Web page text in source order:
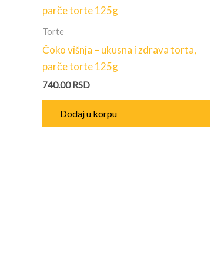
Torte
Čoko višnja – ukusna i zdrava torta,
parče torte 125g
740.00RSD
Dodaj u korpu